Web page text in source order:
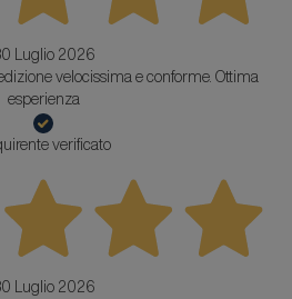
Luglio 2026
velocissima e conforme. Ottima
esperienza
verificato
Luglio 2026